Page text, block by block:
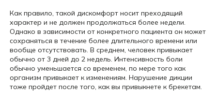
Как правило, такой дискомфорт носит преходящий
характер и не должен продолжаться более недели.
Однако в зависимости от конкретного пациента он может
сохраняться в течение более длительного времени или
вообще отсутствовать. В среднем, человек привыкает
обычно от 3 дней до 2 недель. Интенсивность боли
обычно уменьшается со временем, по мере того как
организм привыкает к изменениям. Нарушение дикции
тоже пройдет после того, как вы привыкнете к брекетам.